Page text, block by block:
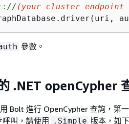
(your cluster endpoint
參數。
.NET openCypher
Bolt 進行 OpenCypher 查詢，第
叫，請使用 .Simple 版本，如